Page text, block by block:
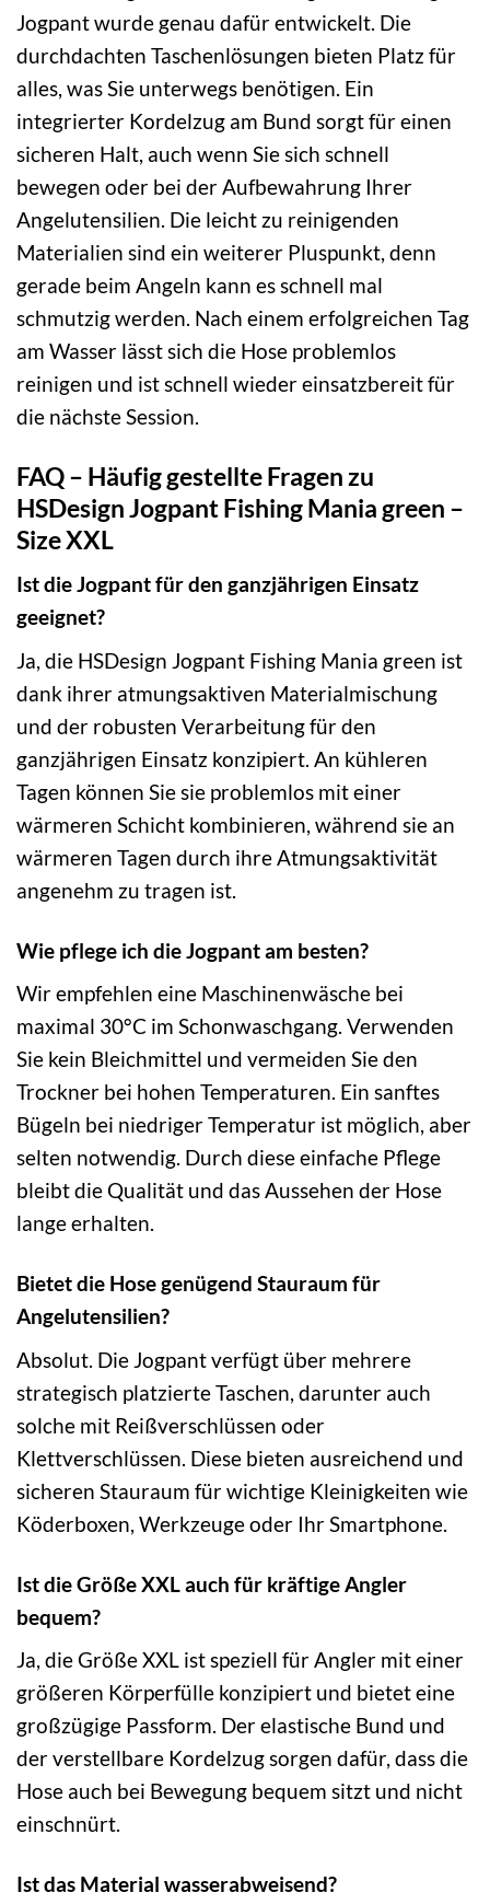
Jogpant wurde genau dafür entwickelt. Die
durchdachten Taschenlösungen bieten Platz für
alles, was Sie unterwegs benötigen. Ein
integrierter Kordelzug am Bund sorgt für einen
sicheren Halt, auch wenn Sie sich schnell
bewegen oder bei der Aufbewahrung Ihrer
Angelutensilien. Die leicht zu reinigenden
Materialien sind ein weiterer Pluspunkt, denn
gerade beim Angeln kann es schnell mal
schmutzig werden. Nach einem erfolgreichen Tag
am Wasser lässt sich die Hose problemlos
reinigen und ist schnell wieder einsatzbereit für
die nächste Session.
FAQ – Häufig gestellte Fragen zu
HSDesign Jogpant Fishing Mania green –
Size XXL
Ist die Jogpant für den ganzjährigen Einsatz
geeignet?
Ja, die HSDesign Jogpant Fishing Mania green ist
dank ihrer atmungsaktiven Materialmischung
und der robusten Verarbeitung für den
ganzjährigen Einsatz konzipiert. An kühleren
Tagen können Sie sie problemlos mit einer
wärmeren Schicht kombinieren, während sie an
wärmeren Tagen durch ihre Atmungsaktivität
angenehm zu tragen ist.
Wie pflege ich die Jogpant am besten?
Wir empfehlen eine Maschinenwäsche bei
maximal 30°C im Schonwaschgang. Verwenden
Sie kein Bleichmittel und vermeiden Sie den
Trockner bei hohen Temperaturen. Ein sanftes
Bügeln bei niedriger Temperatur ist möglich, aber
selten notwendig. Durch diese einfache Pflege
bleibt die Qualität und das Aussehen der Hose
lange erhalten.
Bietet die Hose genügend Stauraum für
Angelutensilien?
Absolut. Die Jogpant verfügt über mehrere
strategisch platzierte Taschen, darunter auch
solche mit Reißverschlüssen oder
Klettverschlüssen. Diese bieten ausreichend und
sicheren Stauraum für wichtige Kleinigkeiten wie
Köderboxen, Werkzeuge oder Ihr Smartphone.
Ist die Größe XXL auch für kräftige Angler
bequem?
Ja, die Größe XXL ist speziell für Angler mit einer
größeren Körperfülle konzipiert und bietet eine
großzügige Passform. Der elastische Bund und
der verstellbare Kordelzug sorgen dafür, dass die
Hose auch bei Bewegung bequem sitzt und nicht
einschnürt.
Ist das Material wasserabweisend?